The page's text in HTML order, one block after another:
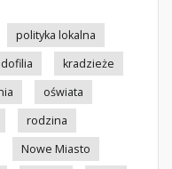
polityka lokalna
kradzieże
oświata
rodzina
Nowe Miasto